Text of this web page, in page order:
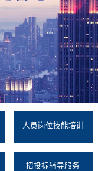
人员岗位技能培训
招投标辅导服务